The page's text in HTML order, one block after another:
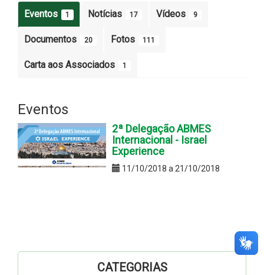
Eventos 1 Notícias 17 Vídeos 9
Documentos 20 Fotos 111
Carta aos Associados 1
Eventos
2ª Delegação ABMES
Internacional - Israel
Experience
11/10/2018 a 21/10/2018
CATEGORIAS